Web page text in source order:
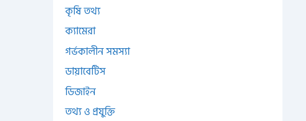
কৃষি তথ্য
ক্যামেরা
গর্ভকালীন সমস্যা
ডায়াবেটিস
ডিজাইন
তথ্য ও প্রযুক্তি